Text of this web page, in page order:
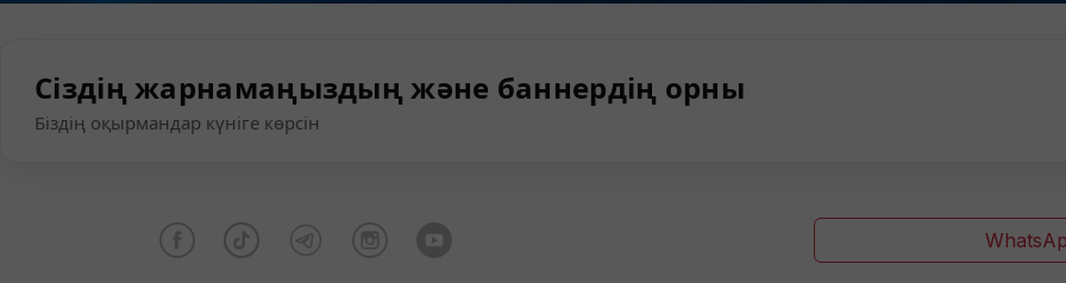
Сіздің жарнамаңыздың және баннердің орны
Біздің оқырмандар күніге көрсін